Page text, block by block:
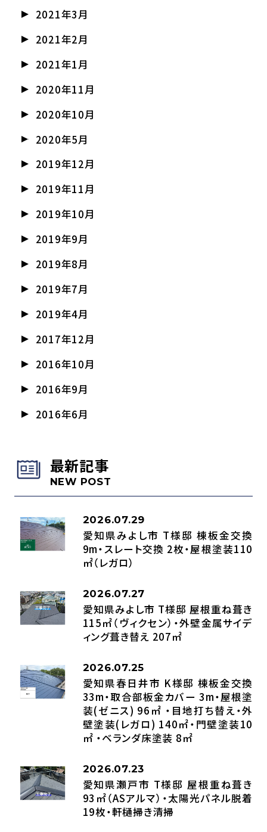
2021年3月
2021年2月
2021年1月
2020年11月
2020年10月
2020年5月
2019年12月
2019年11月
2019年10月
2019年9月
2019年8月
2019年7月
2019年4月
2017年12月
2016年10月
2016年9月
2016年6月
最新記事
NEW POST
2026.07.29
愛知県みよし市 T様邸 棟板金交換
9m・スレート交換 2枚・屋根塗装110
㎡（レガロ）
2026.07.27
愛知県みよし市 T様邸 屋根重ね葺き
115㎡（ヴィクセン）・外壁金属サイデ
ィング葺き替え 207㎡
2026.07.25
愛知県春日井市 K様邸 棟板金交換
33m・取合部板金カバー 3m・屋根塗
装(ゼニス) 96㎡ ・目地打ち替え・外
壁塗装(レガロ) 140㎡・門壁塗装10
㎡ ・ベランダ床塗装 8㎡
2026.07.23
愛知県瀬戸市 T様邸 屋根重ね葺き
93㎡（ASアルマ）・太陽光パネル脱着
19枚・軒樋掃き清掃